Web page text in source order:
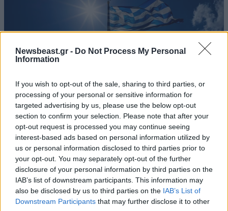
Newsbeast.gr - Do Not Process My Personal
Information
If you wish to opt-out of the sale, sharing to third parties, or
processing of your personal or sensitive information for
targeted advertising by us, please use the below opt-out
section to confirm your selection. Please note that after your
opt-out request is processed you may continue seeing
interest-based ads based on personal information utilized by
us or personal information disclosed to third parties prior to
your opt-out. You may separately opt-out of the further
disclosure of your personal information by third parties on the
IAB’s list of downstream participants. This information may
also be disclosed by us to third parties on the IAB’s List of
Downstream Participants that may further disclose it to other
Πώς σχεδιάζει η κυβέρνηση να κλείσει τους
ανοιχτούς λογαριασμούς με Λιβύη, Αλβανία και
Τουρκία για τη χάραξη ΑΟΖ